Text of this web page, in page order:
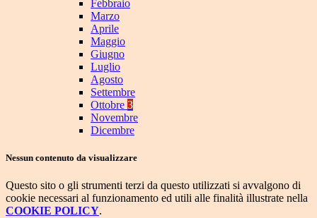
Febbraio
Marzo
Aprile
Maggio
Giugno
Luglio
Agosto
Settembre
Ottobre 3
Novembre
Dicembre
Nessun contenuto da visualizzare
Questo sito o gli strumenti terzi da questo utilizzati si avvalgono di
cookie necessari al funzionamento ed utili alle finalità illustrate nella
COOKIE POLICY.